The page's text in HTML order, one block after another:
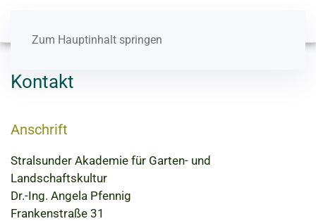
Zum Hauptinhalt springen
Kontakt
Anschrift
Stralsunder Akademie für Garten- und
Landschaftskultur
Dr.-Ing. Angela Pfennig
Frankenstraße 31